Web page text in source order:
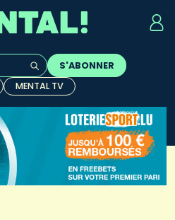
complétion sont
S'ABONNER
MENTAL TV